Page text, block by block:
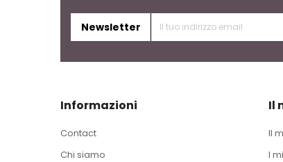
Newsletter
Informazioni
Contact
Chi siamo
Il
Il
I